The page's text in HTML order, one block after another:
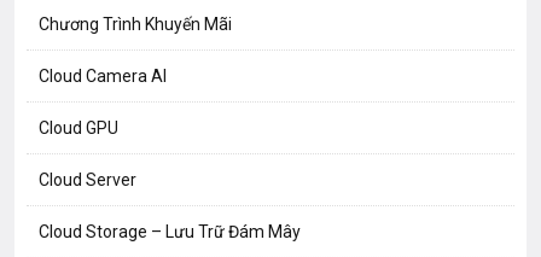
Chương Trình Khuyến Mãi
Cloud Camera AI
Cloud GPU
Cloud Server
Cloud Storage – Lưu Trữ Đám Mây